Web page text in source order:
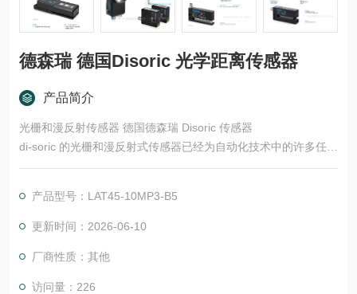
德森瑞 德国Disoric 光学距离传感器
产品简介
光栅和漫反射传感器 德国德森瑞 Disoric 传感器
di-soric 的光栅和漫反射式传感器已经为自动化技术中的许多任务
领域开发了多种型号和功能原理。这些产品适用于快速、安全的
器.LHT 41 M 0.2 G3-T3德国德森瑞 DISORIC传感器Disoric德森
瑞 德森瑞 德国Disoric 光学距离传感器
产品型号：LAT45-10MP3-B5
更新时间：2026-06-10
厂商性质：其他
访问量：226